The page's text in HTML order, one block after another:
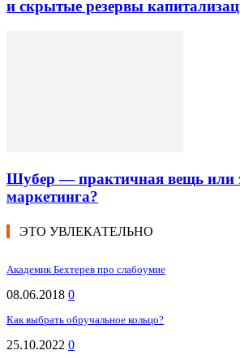
и скрытые резервы
Шубер — практичная вещь или
маркетинга?
ЭТО УВЛЕКАТЕЛЬНО
Академик Бехтерев про слабоумие
08.06.2018 0
Как выбрать обручальное кольцо?
25.10.2022 0